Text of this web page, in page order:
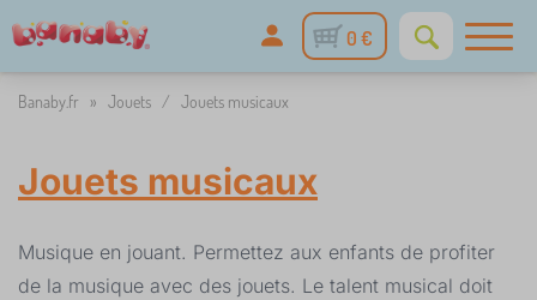
0 €
Banaby.fr » Jouets / Jouets musicaux
Jouets musicaux
Musique en jouant. Permettez aux enfants de profiter
de la musique avec des jouets. Le talent musical doit